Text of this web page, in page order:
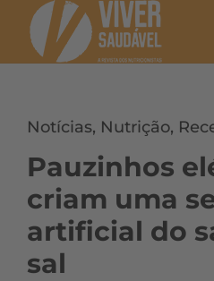
Notícias, Nutrição,
Pauzinhos
criam uma
artificial do
sal